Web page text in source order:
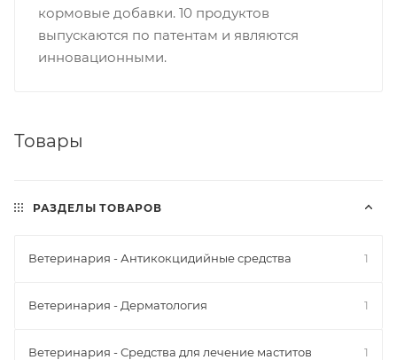
кормовые добавки. 10 продуктов
выпускаются по патентам и являются
инновационными.
Товары
РАЗДЕЛЫ ТОВАРОВ
Ветеринария - Антикокцидийные средства 1
Ветеринария - Дерматология 1
Ветеринария - Средства для лечение маститов 1